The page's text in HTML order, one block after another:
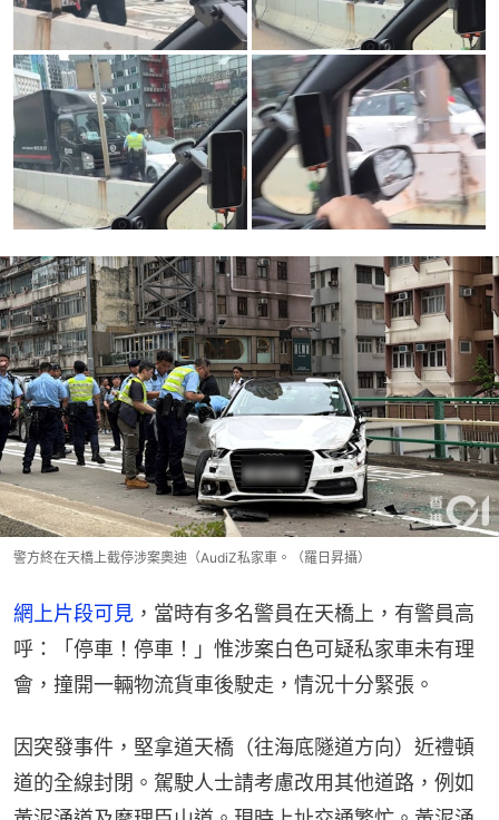
警方終在天橋上截停涉案奧迪（AudiZ私家車。（羅日昇攝）
網上片段可見 ，當時有多名警員在天橋上，有警員高
呼：「停車！停車！」惟涉案白色可疑私家車未有理
會，撞開一輛物流貨車後駛走，情況十分緊張。
因突發事件，堅拿道天橋（往海底隧道方向）近禮頓
道的全線封閉。駕駛人士請考慮改用其他道路，例如